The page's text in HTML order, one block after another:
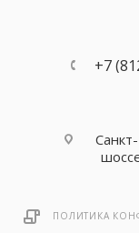
+7
ПОЛИТИКА